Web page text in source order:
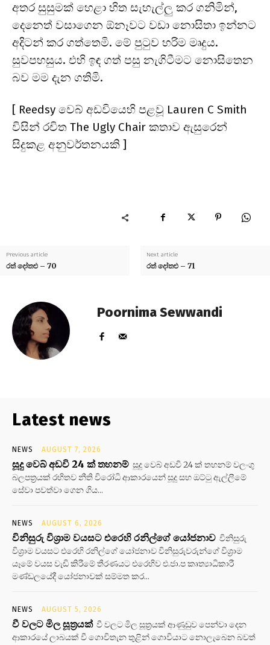
අතර සුසුමක් හෙළා හිත සැහැල්ලු කර ගනිමින්,
දෙනෙත් වසාගෙන ඕනෑවට වඩා නොසිතා ඉන්නට
අදිටන් කර ගත්තෙමි. මේ පුටුව හරිම මෘදුය.
සුවපහසුය. එහි ඉඳ ගත් පසු නැගිටීමට නොසිතෙන
බව මම දැන ගතිමි.
[ Reedsy වෙබ් අඩවියෙහි පළවූ Lauren C Smith
විසින් රචිත The Ugly Chair කතාව ඇසුරෙන්
සිදුකළ අනුවර්තනයකි ]
Previous article
රත් දෝතළු – 70
Next article
රත් දෝතළු – 71
Poornima Sewwandi
Latest news
NEWS AUGUST 7, 2026
සූදු වෙබ් අඩවි 24 ක් තහනම් සූදු වෙබ් අඩවි 24 ක් තහනම් වලංගු
බලපත්‍රයක් රහිතව නීති විරෝධි ආකාරයෙන් සූදු සහ ඔට්ටු ඇල්ලීමේ
සේවා පවත්වා ගෙන ගිය...
NEWS AUGUST 6, 2026
විනිසුරු විශ්‍රාම වයසට එරෙහි රනිල්ගේ යෝජනාව විනිසුරු
විශ්‍රාම වයසට එරෙහි රනිල්ගේ යෝජනාව විනිසුරුවරුන්ගේ විශ්‍රාම
යෑමේ වයස වැඩි කිරීමේ තීරණයට එරෙහිව එ.ජා.ප කෘත්‍යාධිකාරී
මණ්ඩලයේදී යෝජනාවක් සම්මත කර...
NEWS AUGUST 5, 2026
වී වලට මිල සූත්‍රයක් වී වලට මිල සූත්‍රයක් ආණුඩුව පෙන්වා දෙන
ආකාරයේ ලාබයක් වී ගොවිතැන තුළින් ගොවියාට නොලැබෙන බවත්